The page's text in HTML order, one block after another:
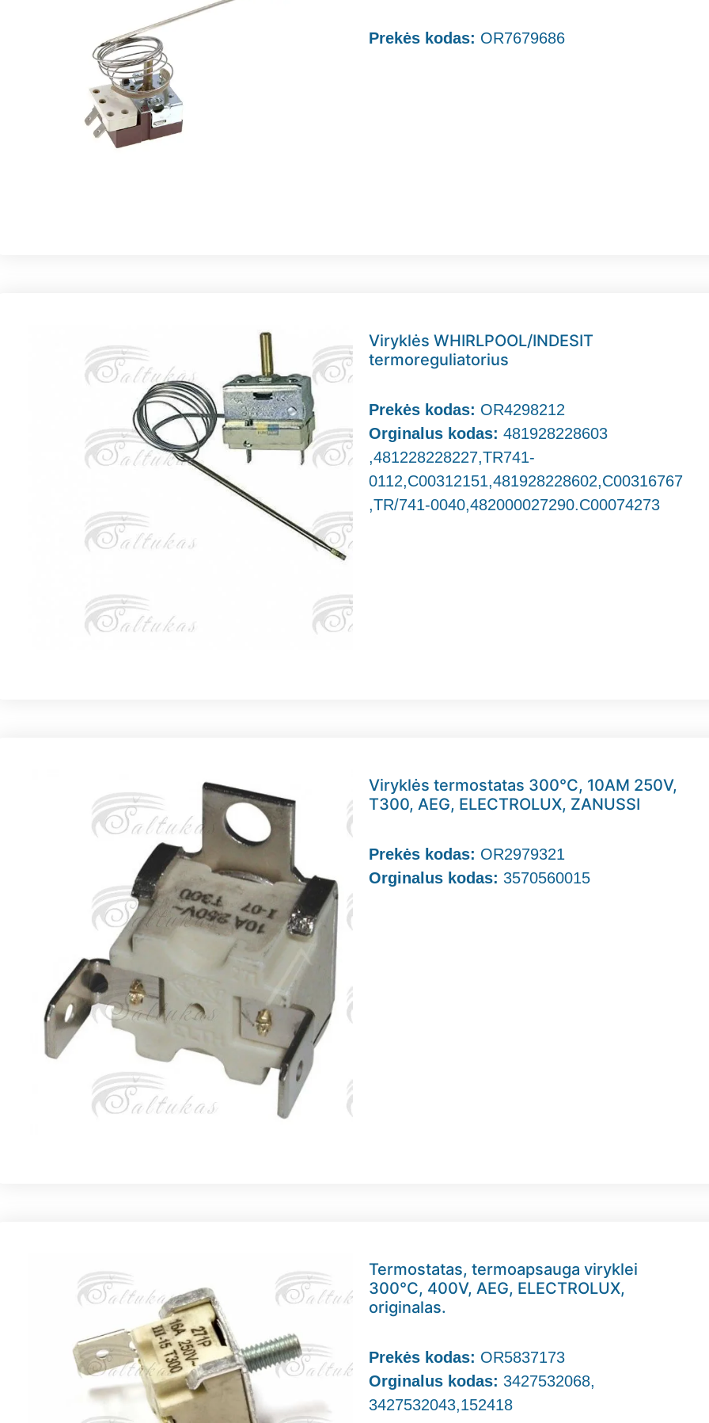
Prekės kodas: OR7679686
Viryklės WHIRLPOOL/INDESIT
termoreguliatorius
Prekės kodas: OR4298212
Orginalus kodas: 481928228603
,481228228227,TR741-
0112,C00312151,481928228602,C00316767
,TR/741-0040,482000027290.C00074273
Viryklės termostatas 300°C, 10AM 250V,
T300, AEG, ELECTROLUX, ZANUSSI
Prekės kodas: OR2979321
Orginalus kodas: 3570560015
Termostatas, termoapsauga viryklei
300°C, 400V, AEG, ELECTROLUX,
originalas.
Prekės kodas: OR5837173
Orginalus kodas: 3427532068,
3427532043,152418